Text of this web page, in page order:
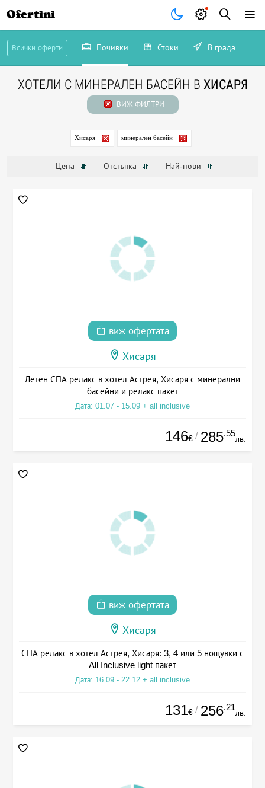
Ofertini
Всички оферти Почивки Стоки В града
ХОТЕЛИ С МИНЕРАЛЕН БАСЕЙН В ХИСАРЯ
ВИЖ ФИЛТРИ
Хисаря минерален басейн
Цена Отстъпка Най-нови
виж офертата
Хисаря
Летен СПА релакс в хотел Астрея, Хисаря с минерални
басейни и релакс пакет
Дата: 01.07 - 15.09 + all inclusive
146€ / 285.55
лв.
виж офертата
Хисаря
СПА релакс в хотел Астрея, Хисаря: 3, 4 или 5 нощувки с
All Inclusive light пакет
Дата: 16.09 - 22.12 + all inclusive
131€ / 256.21
лв.